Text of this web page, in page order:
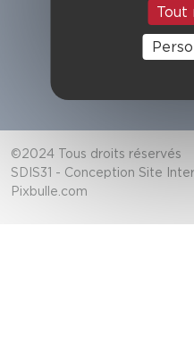
Alerter
©2024 Tous droits réservés
SDIS31 - Conception Site
Pixbulle.com
Tout